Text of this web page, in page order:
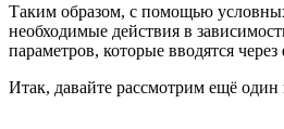
Таким образом, с помощью
необходимые действия в
параметров, которые вводятся
Итак, давайте рассмотрим ещё